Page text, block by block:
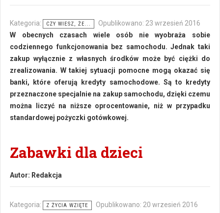
Kategoria: CZY WIESZ, ŻE...
Opublikowano: 23 wrzesień 2016
W obecnych czasach wiele osób nie wyobraża sobie
codziennego funkcjonowania bez samochodu. Jednak taki
zakup wyłącznie z własnych środków może być ciężki do
zrealizowania. W takiej sytuacji pomocne mogą okazać się
banki, które oferują kredyty samochodowe. Są to kredyty
przeznaczone specjalnie na zakup samochodu, dzięki czemu
można liczyć na niższe oprocentowanie, niż w przypadku
standardowej pożyczki gotówkowej.
Zabawki dla dzieci
Autor: Redakcja
Kategoria: Z ŻYCIA WZIĘTE
Opublikowano: 20 wrzesień 2016